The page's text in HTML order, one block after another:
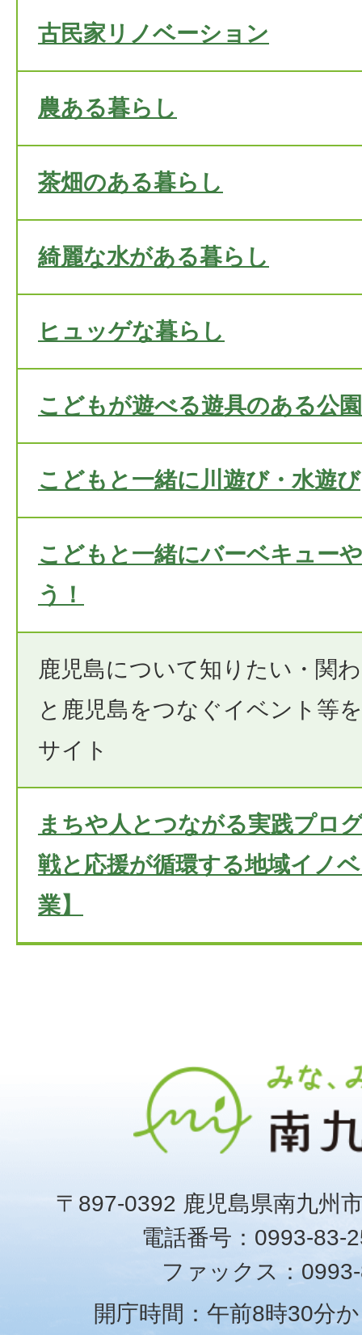
古民家リノベーション
農ある暮らし
茶畑のある暮らし
綺麗な水がある暮らし
ヒュッゲな暮らし
こどもが遊べる遊具のある公園
こどもと一緒に川遊び・水遊び
こどもと一緒にバーベキュー
う！
鹿児島について知りたい・関
と鹿児島をつなぐイベント等
サイト
まちや人とつながる実践プロ
戦と応援が循環する地域イノ
業】
〒897-0392 鹿児島県南九州
電話番号：0993-83-
ファックス：
開庁時間：午前8時30分